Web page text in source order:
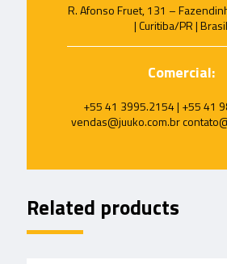
R. Afonso Fruet, 131 –
| Curitiba/PR | Brasil
Comercial:
+55 41 3995.2154 | +55 41
vendas@juuko.com.br
Related products